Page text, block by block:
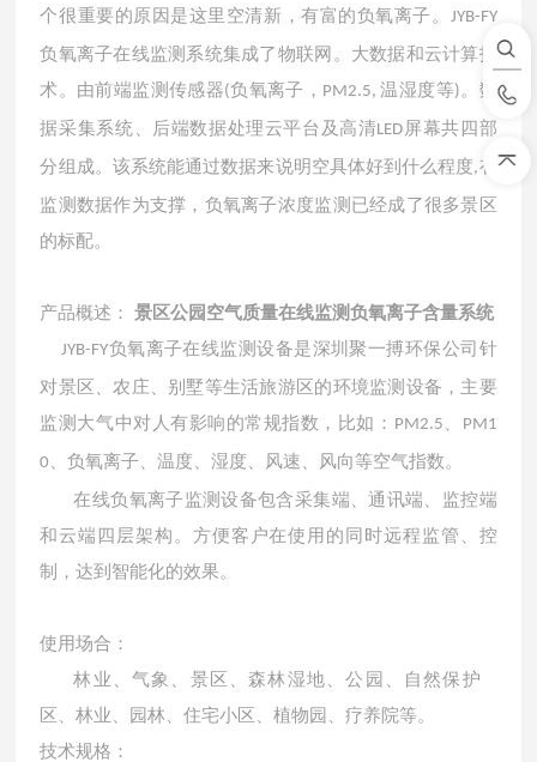
个很重要的原因是这里空清新，有富的负氧离子。 JYB-FY
负氧离子在线监测系统集成了物联网。大数据和云计算技
术。由前端监测传感器(负氧离子， PM2.5,温湿度等) 。数
据采集系统、后端数据处理云平台及高清LED 屏幕共四部
分组成。该系统能通过数据来说明空具体好到什么程度,有
监测数据作为支撑，负氧离子浓度监测已经成了很多景区
的标配。
产品概述：景区公园空气质量在线监测负氧离子含量系统
JYB-FY负氧离子在线监测设备是深圳聚一搏环保公司 针
对景区、农庄、别墅等生活旅游区的环境监测设备，主要
监测大气中对人有影响的常规指数，比如： PM2.5 PM1
0 、负氧离子、温度、湿度 风速、风向等空气指数。
在线负氧离子监测设备包含采集端、通讯端、监控端
和云端四层架构。方便客户在使用的同时远程监管、控
制，达到智能化的效果。
使用场合 ：
林业、气象、景区、森林湿地、公园、自然保护
区、林业、园林、住宅小区、植物园、疗养院等。
技术规格：